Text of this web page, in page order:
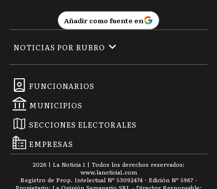
Añadir como fuente en
FUNCIONARIOS
MUNICIPIOS
SECCIONES ELECTORALES
EMPRESAS
NOTICIAS POR RUBRO
2026 | La Noticia 1 | Todos los derechos reservados:
www.lanoticia1.com
Registro de Prop. Intelectual Nº 53092474 · Edición Nº 5967 -